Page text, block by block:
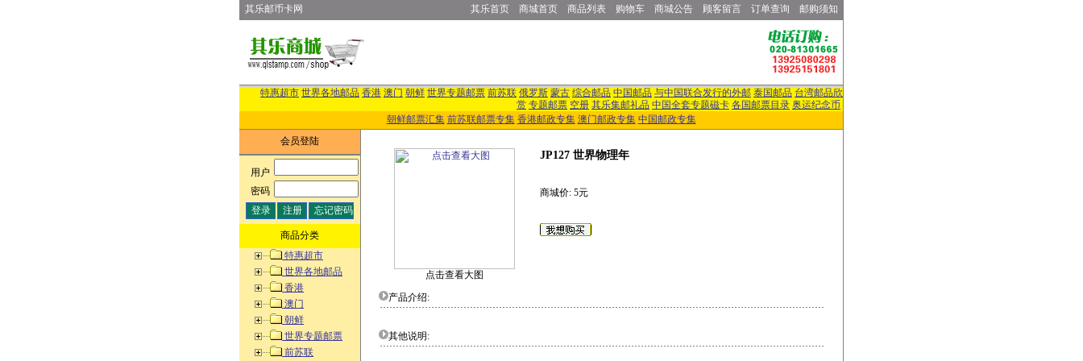
其乐邮币卡网 其乐首页 商城首页 商品列表 购物车 商城公告 顾客留言 订单查询 邮购须知
特惠超市 世界各地邮品 香港 澳门 朝鲜 世界专题邮票 前苏联 俄罗斯 蒙古 综合邮品 中国邮品 与中国联合发行的外邮 泰国邮品 台湾邮品欣
赏 专题邮票 空册 其乐集邮礼品 中国全套专题磁卡 各国邮票目录 奥运纪念币
朝鲜邮票汇集 前苏联邮票专集 香港邮政专集 澳门邮政专集 中国邮政专集
会员登陆
用户:
密码:
商品分类
特惠超市
世界各地邮品
香港
澳门
朝鲜
世界专题邮票
前苏联
点击查看大图
JP127 世界物理年
商城价: 5元
产品介绍:
其他说明: